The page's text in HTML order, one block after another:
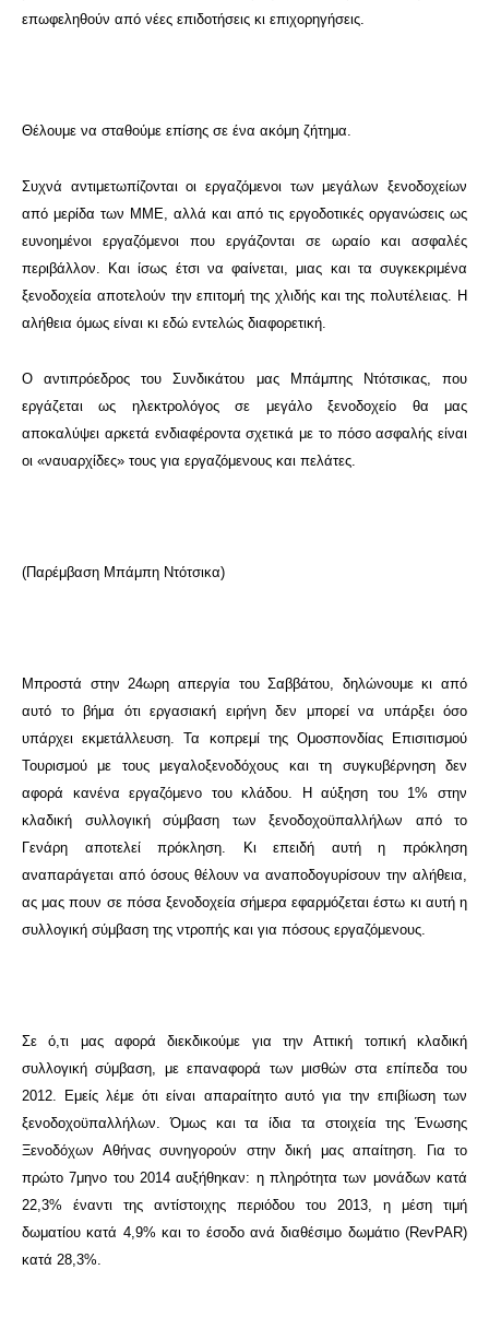
επωφεληθούν από νέες επιδοτήσεις κι επιχορηγήσεις.
Θέλουμε να σταθούμε επίσης σε ένα ακόμη ζήτημα.
Συχνά αντιμετωπίζονται οι εργαζόμενοι των μεγάλων ξενοδοχείων
από μερίδα των ΜΜΕ, αλλά και από τις εργοδοτικές οργανώσεις ως
ευνοημένοι εργαζόμενοι που εργάζονται σε ωραίο και ασφαλές
περιβάλλον. Και ίσως έτσι να φαίνεται, μιας και τα συγκεκριμένα
ξενοδοχεία αποτελούν την επιτομή της χλιδής και της πολυτέλειας. Η
αλήθεια όμως είναι κι εδώ εντελώς διαφορετική.
Ο αντιπρόεδρος του Συνδικάτου μας Μπάμπης Ντότσικας, που
εργάζεται ως ηλεκτρολόγος σε μεγάλο ξενοδοχείο θα μας
αποκαλύψει αρκετά ενδιαφέροντα σχετικά με το πόσο ασφαλής είναι
οι «ναυαρχίδες» τους για εργαζόμενους και πελάτες.
(Παρέμβαση Μπάμπη Ντότσικα)
Μπροστά στην 24ωρη απεργία του Σαββάτου, δηλώνουμε κι από
αυτό το βήμα ότι εργασιακή ειρήνη δεν μπορεί να υπάρξει όσο
υπάρχει εκμετάλλευση. Τα κοπρεμί της Ομοσπονδίας Επισιτισμού
Τουρισμού με τους μεγαλοξενοδόχους και τη συγκυβέρνηση δεν
αφορά κανένα εργαζόμενο του κλάδου. Η αύξηση του 1% στην
κλαδική συλλογική σύμβαση των ξενοδοχοϋπαλλήλων από το
Γενάρη αποτελεί πρόκληση. Κι επειδή αυτή η πρόκληση
αναπαράγεται από όσους θέλουν να αναποδογυρίσουν την αλήθεια,
ας μας πουν σε πόσα ξενοδοχεία σήμερα εφαρμόζεται έστω κι αυτή η
συλλογική σύμβαση της ντροπής και για πόσους εργαζόμενους.
Σε ό,τι μας αφορά διεκδικούμε για την Αττική τοπική κλαδική
συλλογική σύμβαση, με επαναφορά των μισθών στα επίπεδα του
2012. Εμείς λέμε ότι είναι απαραίτητο αυτό για την επιβίωση των
ξενοδοχοϋπαλλήλων. Όμως και τα ίδια τα στοιχεία της Ένωσης
Ξενοδόχων Αθήνας συνηγορούν στην δική μας απαίτηση. Για το
πρώτο 7μηνο του 2014 αυξήθηκαν: η πληρότητα των μονάδων κατά
22,3% έναντι της αντίστοιχης περιόδου του 2013, η μέση τιμή
δωματίου κατά 4,9% και το έσοδο ανά διαθέσιμο δωμάτιο (RevPAR)
κατά 28,3%.